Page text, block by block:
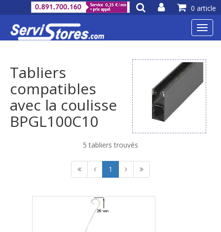
Tabliers
compatibles
avec la coulisse
BPGL100C10
5 tabliers trouvés
1
0 article